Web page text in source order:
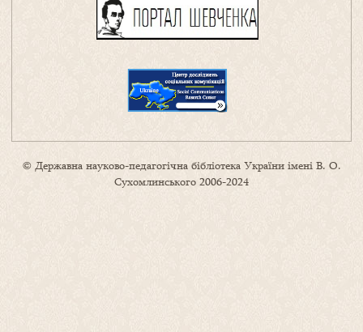
© Державна науково-педагогічна бібліотека України імені В. О.
Сухомлинського 2006-2024